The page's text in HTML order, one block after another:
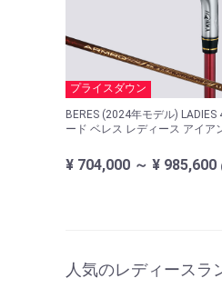
プライスダウン
BERES (2024年モデル) LADIES
ード ベレス レディース アイア
¥ 704,000 ～ ¥ 985,600
人気のレディースラ